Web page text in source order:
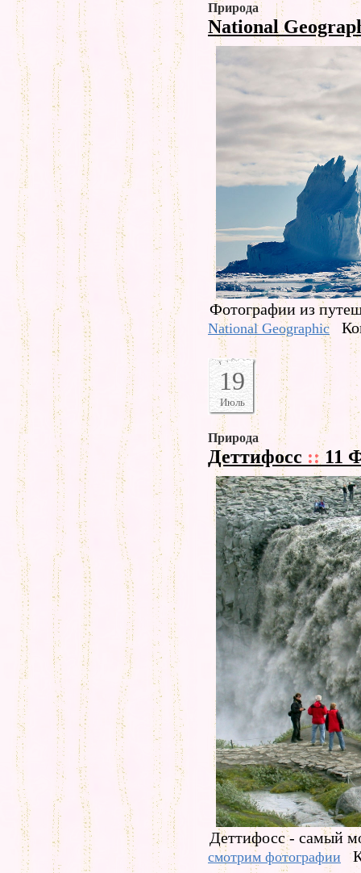
Природа
National
Фотографии из
National Geographic
19
Июль
Природа
Деттифосс ::11
Деттифосс - самый
смотрим фотографии